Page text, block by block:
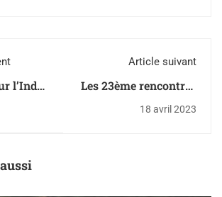
l’Indo-
Article suivant
Les 23ème rencontres
chercheurs au CREA
18 avril 2023